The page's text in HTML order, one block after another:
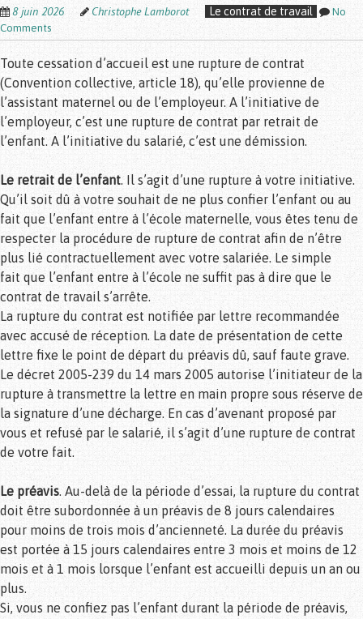
8 juin 2026 Christophe Lamborot Le contrat de travail
No
Comments
Toute cessation d’accueil est une rupture de contrat
(Convention collective, article 18), qu’elle provienne de
l’assistant maternel ou de l’employeur. A l’initiative de
l’employeur, c’est une rupture de contrat par retrait de
l’enfant. A l’initiative du salarié, c’est une démission.
Le retrait de l’enfant. Il s’agit d’une rupture à votre initiative.
Qu’il soit dû à votre souhait de ne plus confier l’enfant ou au
fait que l’enfant entre à l’école maternelle, vous êtes tenu de
respecter la procédure de rupture de contrat afin de n’être
plus lié contractuellement avec votre salariée. Le simple
fait que l’enfant entre à l’école ne suffit pas à dire que le
contrat de travail s’arrête.
La rupture du contrat est notifiée par lettre recommandée
avec accusé de réception. La date de présentation de cette
lettre fixe le point de départ du préavis dû, sauf faute grave.
Le décret 2005-239 du 14 mars 2005 autorise l’initiateur de la
rupture à transmettre la lettre en main propre sous réserve de
la signature d’une décharge. En cas d’avenant proposé par
vous et refusé par le salarié, il s’agit d’une rupture de contrat
de votre fait.
Le préavis. Au-delà de la période d’essai, la rupture du contrat
doit être subordonnée à un préavis de 8 jours calendaires
pour moins de trois mois d’ancienneté. La durée du préavis
est portée à 15 jours calendaires entre 3 mois et moins de 12
mois et à 1 mois lorsque l’enfant est accueilli depuis un an ou
plus.
Si, vous ne confiez pas l’enfant durant la période de préavis,